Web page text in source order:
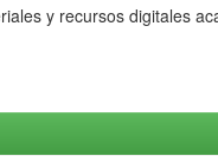
y recursos digitales